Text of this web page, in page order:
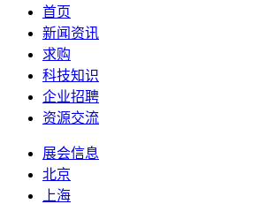
首页
新闻资讯
求购
科技知识
企业招聘
资源交流
展会信息
北京
上海